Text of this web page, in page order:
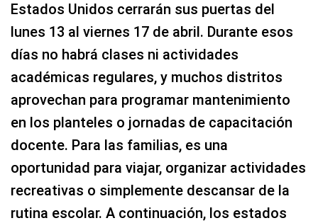
Estados Unidos cerrarán sus puertas del
lunes 13 al viernes 17 de abril. Durante esos
días no habrá clases ni actividades
académicas regulares, y muchos distritos
aprovechan para programar mantenimiento
en los planteles o jornadas de capacitación
docente. Para las familias, es una
oportunidad para viajar, organizar actividades
recreativas o simplemente descansar de la
rutina escolar. A continuación, los estados